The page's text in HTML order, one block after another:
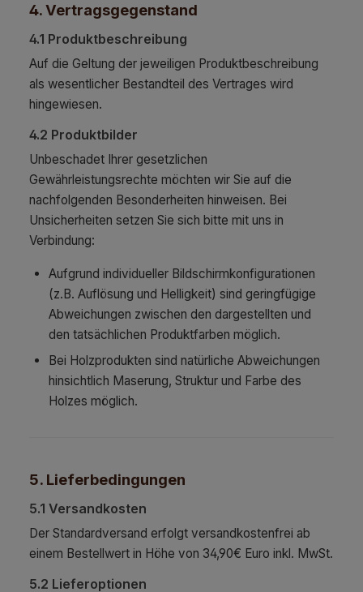
4. Vertragsgegenstand
4.1 Produktbeschreibung
Auf die Geltung der jeweiligen Produktbeschreibung
als wesentlicher Bestandteil des Vertrages wird
hingewiesen.
4.2 Produktbilder
Unbeschadet Ihrer gesetzlichen
Gewährleistungsrechte möchten wir Sie auf die
nachfolgenden Besonderheiten hinweisen. Bei
Unsicherheiten setzen Sie sich bitte mit uns in
Verbindung:
Aufgrund individueller Bildschirmkonfigurationen
(z.B. Auflösung und Helligkeit) sind geringfügige
Abweichungen zwischen den dargestellten und
den tatsächlichen Produktfarben möglich.
Bei Holzprodukten sind natürliche Abweichungen
hinsichtlich Maserung, Struktur und Farbe des
Holzes möglich.
5. Lieferbedingungen
5.1 Versandkosten
Der Standardversand erfolgt versandkostenfrei ab
einem Bestellwert in Höhe von 34,90€ Euro inkl. MwSt.
5.2 Lieferoptionen